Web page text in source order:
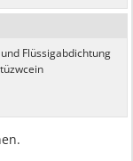
Flüssigabdichtung